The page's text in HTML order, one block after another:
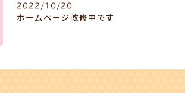
2022/10/20
ホームページ改修中です